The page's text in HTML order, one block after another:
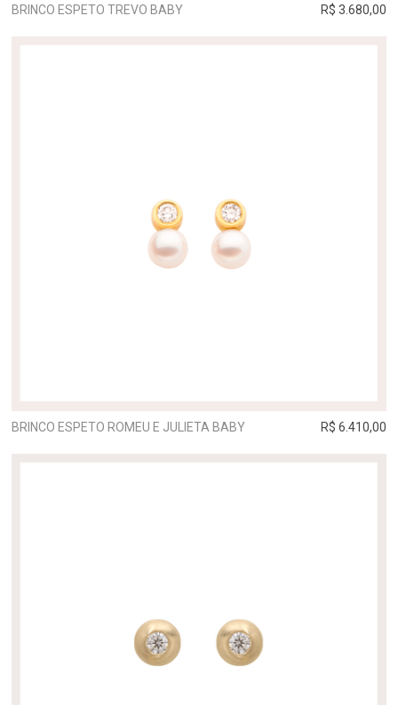
BRINCO ESPETO TREVO BABY R$ 3.680,00
BRINCO ESPETO ROMEU E JULIETA BABY R$ 6.410,00